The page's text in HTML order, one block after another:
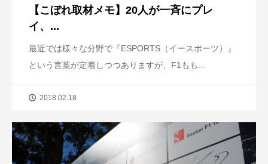
【こぼれ取材メモ】20人が一斉にプレ
イ、...
最近では様々な分野で『ESPORTS（イースポーツ）』
という言葉が定着しつつありますが、F1もも...
2018.02.18